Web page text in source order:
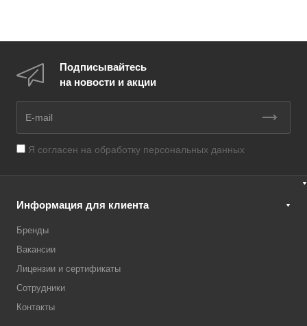
Подписывайтесь
на новости и акции
Я согласен на обработку персональных данных
Информация для клиента
Бренды
Вакансии
Лицензии и сертификаты
Сотрудники
Контакты